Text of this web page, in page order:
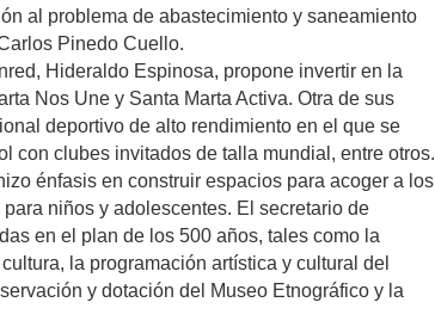
al problema de abastecimiento y saneamiento
Pinedo Cuello.
Hideraldo Espinosa, propone invertir en la
Nos Une y Santa Marta Activa. Otra de sus
deportivo de alto rendimiento en el que se
con clubes invitados de talla mundial, entre otros.
énfasis en construir espacios para acoger a los
niños y adolescentes. El secretario de
en el plan de los 500 años, tales como la
la programación artística y cultural del
y dotación del Museo Etnográfico y la